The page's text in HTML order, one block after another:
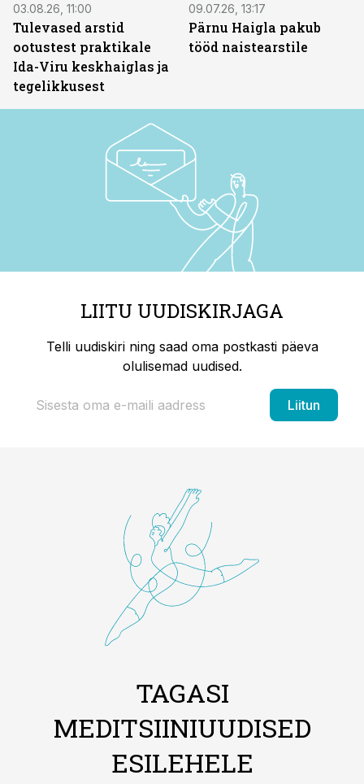
03.08.26, 11:00
Tulevased arstid
ootustest praktikale
Ida-Viru keskhaiglas ja
tegelikkusest
09.07.26, 13:17
Pärnu Haigla pakub
tööd naistearstile
LIITU UUDISKIRJAGA
Telli uudiskiri ning saad oma postkasti päeva
olulisemad uudised.
Liitun
TAGASI
MEDITSIINIUUDISED
ESILEHELE